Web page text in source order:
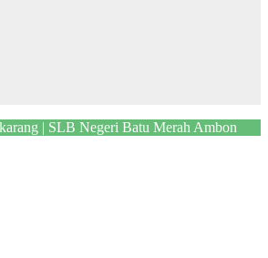
| SLB Negeri Batu Merah Ambon